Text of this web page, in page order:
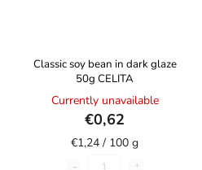
Classic soy bean in dark glaze
50g CELITA
Currently unavailable
€0,62
€1,24 / 100 g